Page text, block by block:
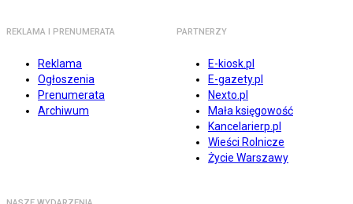
REKLAMA I PRENUMERATA
Reklama
Ogłoszenia
Prenumerata
Archiwum
PARTNERZY
E-kiosk.pl
E-gazety.pl
Nexto.pl
Mała księgowość
Kancelarierp.pl
Wieści Rolnicze
Życie Warszawy